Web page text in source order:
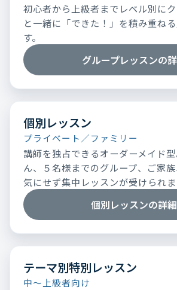
初心者から上級者までレベル別に
と一緒に「できた！」を積み重ね
す。
グループレッスンの
個別レッスン
プライベート／ファミリー
講師を独占できるオーダーメイド
ん、５名様までのグループ、ご家
気にせず集中レッスンが受けられま
個別レッスンの詳細
テーマ別特別レッスン
中～上級者向け